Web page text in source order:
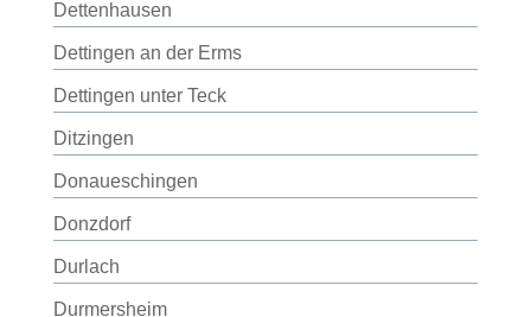
Dettenhausen
Dettingen an der Erms
Dettingen unter Teck
Ditzingen
Donaueschingen
Donzdorf
Durlach
Durmersheim